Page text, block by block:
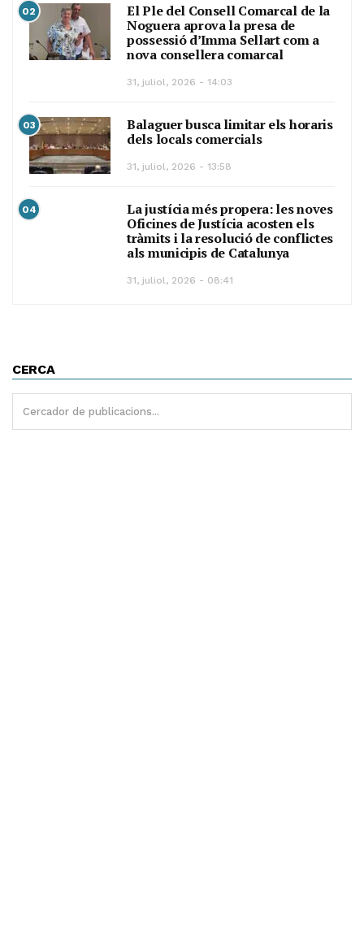
02
El Ple del Consell Comarcal de la
Noguera aprova la presa de
possessió d’Imma Sellart com a
nova consellera comarcal
31, juliol, 2026 - 14:03
03
Balaguer busca limitar els horaris
dels locals comercials
31, juliol, 2026 - 13:58
04
La justícia més propera: les noves
Oficines de Justícia acosten els
tràmits i la resolució de conflictes
als municipis de Catalunya
31, juliol, 2026 - 08:41
CERCA